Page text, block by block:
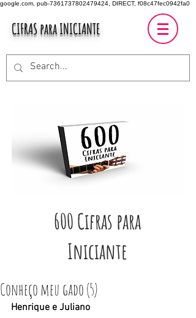
google.com, pub-7361737802479424, DIRECT, f08c47fec0942fa0
CIFRAS para INICIANTE
600 Cifras para
Iniciante
Conheço meu gado (5)
Henrique e Juliano